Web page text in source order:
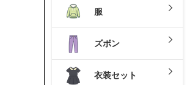
服
ズボン
衣装セット